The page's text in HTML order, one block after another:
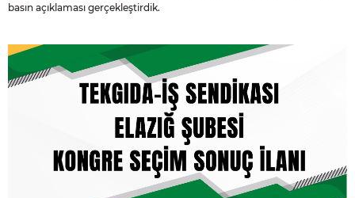
basın açıklaması gerçekleştirdik.